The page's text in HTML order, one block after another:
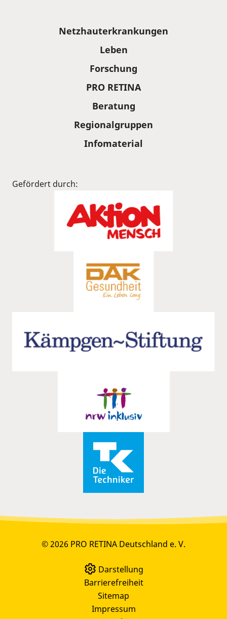
Netzhauterkrankungen
Leben
Forschung
PRO RETINA
Beratung
Regionalgruppen
Infomaterial
Gefördert durch:
© 2026 PRO RETINA Deutschland e. V.
Darstellung
Barrierefreiheit
Sitemap
Impressum